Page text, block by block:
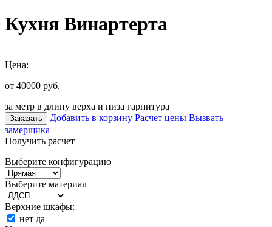
Кухня Винартерта
Цена:
от 40000 руб.
за метр в длину верха и низа гарнитура
Заказать Добавить в корзину Расчет цены Вызвать
замерщика
Получить расчет
Выберите конфигурацию
Выберите материал
Верхние шкафы:
нет да